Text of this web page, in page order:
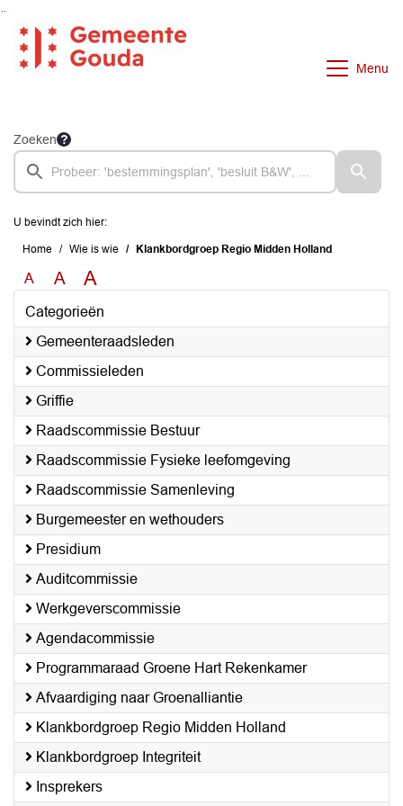
Ga naar de inhoud van deze pagina
Menu
Zoeken
U bevindt zich hier:
Home Wie is wie Klankbordgroep Regio Midden Holland
A A A
Categorieën
Gemeenteraadsleden
Commissieleden
Griffie
Raadscommissie Bestuur
Raadscommissie Fysieke leefomgeving
Raadscommissie Samenleving
Burgemeester en wethouders
Presidium
Auditcommissie
Werkgeverscommissie
Agendacommissie
Programmaraad Groene Hart Rekenkamer
Afvaardiging naar Groenalliantie
Klankbordgroep Regio Midden Holland
Klankbordgroep Integriteit
Insprekers